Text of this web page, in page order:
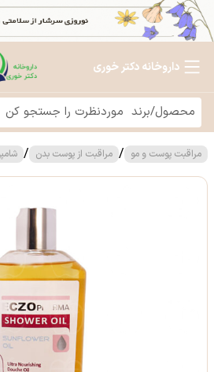
داروخانه دکتر خوری
مراقبت پوست و مو / مراقبت از پوست بدن /